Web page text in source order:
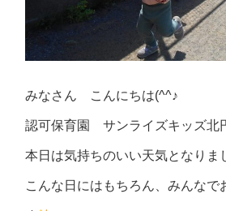
みなさん こんにちは(^^♪
認可保育園 サンライズキッズ
本日は気持ちのいい天気となりま
こんな日にはもちろん、みんなで